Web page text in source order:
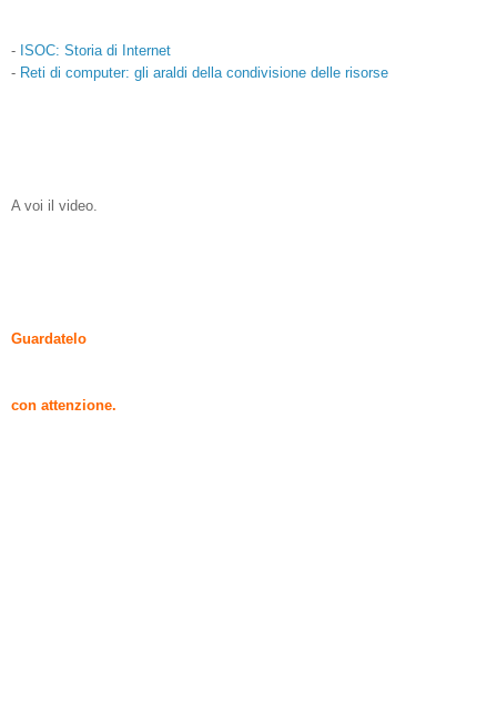
- ISOC: Storia di Internet
- Reti di computer: gli araldi della condivisione delle risorse
A voi il video.
Guardatelo
con attenzione.